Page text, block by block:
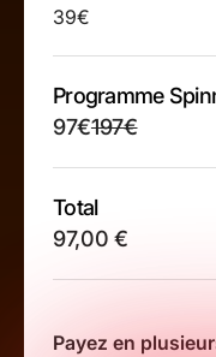
39€
Programme
97€197€
Total
97,00 €
Payez en